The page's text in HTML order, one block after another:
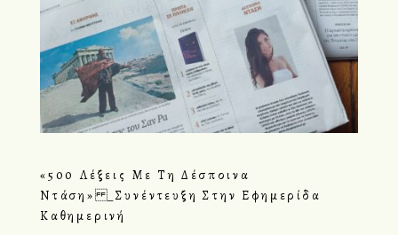
«500 Λέξεις Με Τη Δέσποινα
Ντάση» _Συνέντευξη Στην Εφημερίδα
Καθημερινή